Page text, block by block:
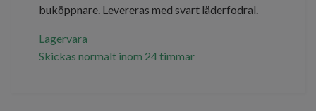
buköppnare. Levereras med svart läderfodral.
Lagervara
Skickas normalt inom 24 timmar